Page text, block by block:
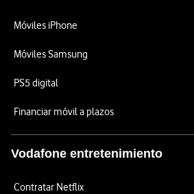
Móviles iPhone
Móviles Samsung
PS5 digital
Financiar móvil a plazos
Vodafone entretenimiento
Contratar Netflix